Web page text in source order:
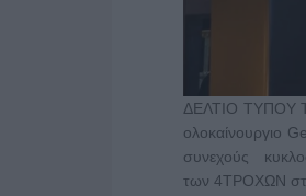
ΔΕΛΤΙΟ ΤΥΠΟΥ
ολοκαίνουργιο
συνεχούς
των 4ΤΡΟΧΩΝ